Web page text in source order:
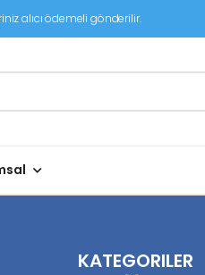
alıcı ödemeli gönderilir.
KATEGORILER